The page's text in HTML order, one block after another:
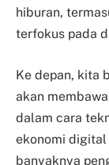
hiburan,
terfokus pada
Ke depan, kita
akan
dalam cara
ekonomi
banyaknya